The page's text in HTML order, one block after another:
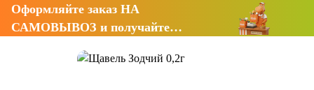
Оформляйте заказ НА
САМОВЫВОЗ и получайте